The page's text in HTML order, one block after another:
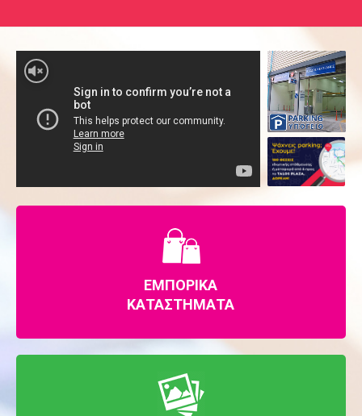
ΕΜΠΟΡΙΚΑ
ΚΑΤΑΣΤΗΜΑΤΑ